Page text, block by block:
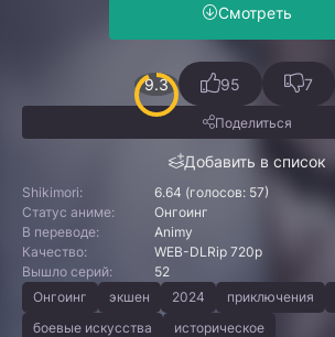
Смотреть
9.3
Добавить в список
95 7
Поделиться
Shikimori:
6.64 (голосов: 57)
Статус аниме:
Онгоинг
В переводе:
Animy
Качество:
WEB-DLRip 720p
Вышло серий:
52
Онгоинг
экшен 2024 приключения
боевые искусства
историческое